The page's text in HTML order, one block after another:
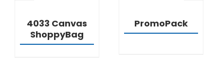
4033 Canvas
ShoppyBag
PromoPack